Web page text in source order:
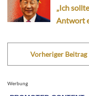
„Ich
Antwort
Vorheriger Beitrag
Werbung